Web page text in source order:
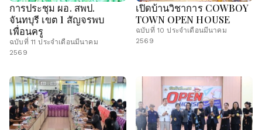
การประชุม ผอ. สพป.
จันทบุรี เขต 1 สัญจรพบ
เพื่อนครู
ฉบับที่ 11 ประจำเดือนมีนาคม
2569
เปิดบ้านวิชาการ COWBOY
TOWN OPEN HOUSE
ฉบับที่ 10 ประจำเดือนมีนาคม
2569